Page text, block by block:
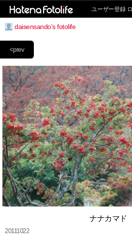
ユーザー登録
daisensando's fotolife
<prev
ナナカマド
20111022